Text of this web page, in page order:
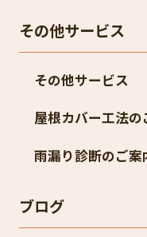
その他サービス
その他サービス
屋根カバー工法の
雨漏り診断のご案
ブログ